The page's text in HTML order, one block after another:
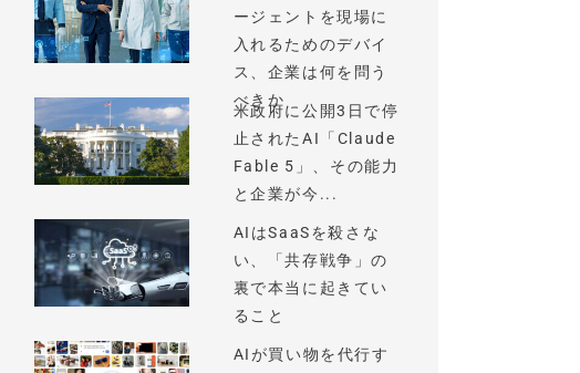
ージェントを現場に
入れるためのデバイ
ス、企業は何を問う
べきか
米政府に公開3日で停
止されたAI「Claude
Fable 5」、その能力
と企業が今...
AIはSaaSを殺さな
い、「共存戦争」の
裏で本当に起きてい
ること
AIが買い物を代行す